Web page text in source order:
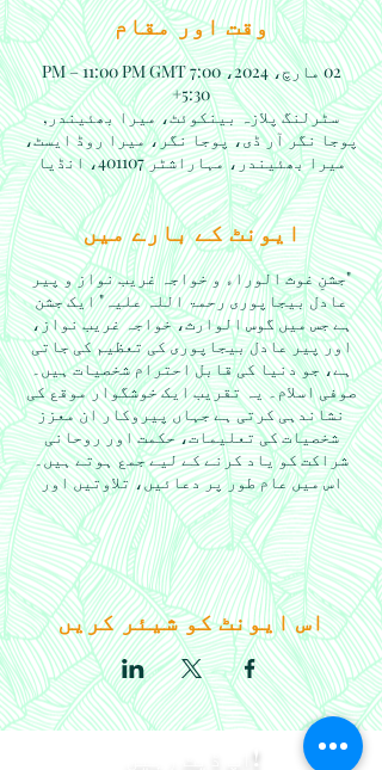
وقت اور مقام
02 مارچ، 2024، 7:00 PM – 11:00 PM GMT
+5:30
سٹرلنگ پلازہ بینکوئٹ، میرا بھئیندر,
پوجا نگر آر ڈی، پوجا نگر، میرا روڈ ایسٹ،
میرا بھئیندر، مہاراشٹر 401107، انڈیا
ایونٹ کے بارے میں
"جشنِ غوث الوراء و خواجہ غریب نواز و پیر
عادل بیجاپوری رحمۃ اللہ علیہ" ایک جشن
ہے جس میں گوس الوارث، خواجہ غریب نواز،
اور پیر عادل بیجاپوری کی تعظیم کی جاتی
ہے، جو دنیا کی قابل احترام شخصیات ہیں۔
صوفی اسلام۔ یہ تقریب ایک خوشگوار موقع کی
نشاندہی کرتی ہے جہاں پیروکار ان معزز
شخصیات کی تعلیمات، حکمت اور روحانی
شراکت کو یاد کرنے کے لیے جمع ہوتے ہیں۔
اس میں عام طور پر دعائیں، تلاوتیں اور
اجتماعی سرگرمیاں شامل ہوتی ہیں جو صوفی
برادری کے اندر اتحاد، محبت اور عقیدت کو
فروغ دیتی ہیں۔
اس ایونٹ کو شیئر کریں
اپ ڈیٹ رہیں!